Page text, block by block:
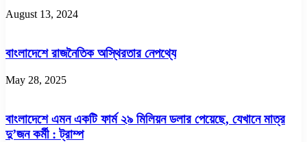
August 13, 2024
বাংলাদেশে রাজনৈতিক অস্থিরতার নেপথ্যে
May 28, 2025
বাংলাদেশে এমন একটি ফার্ম ২৯ মিলিয়ন ডলার পেয়েছে, যেখানে মাত্র
দু’জন কর্মী : ট্রাম্প